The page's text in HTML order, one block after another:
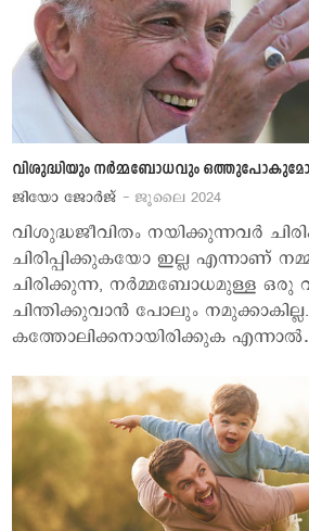
വിശുദ്ധിയും നര്‍മ്മബോധവും
ജിയോ ജോര്‍ജ് - ജൂലൈ 2024
വിശുദ്ധജീവിതം നയിക്കുന്നവര്‍
ചിരിപ്പിക്കുകയോ ഇല്ല എന്നാണ്
ചിരിക്കുന്ന, നര്‍മ്മബോധമുള്ള ഒരു
ചിന്തിക്കുവാന്‍ പോലും
കത്തോലിക്കനായിരിക്കുക